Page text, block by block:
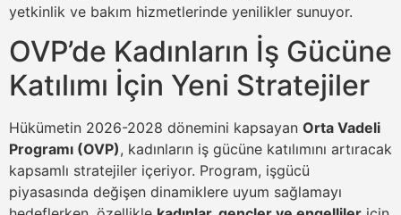
yetkinlik ve bakım hizmetlerinde yenilikler sunuyor.
OVP’de Kadınların İş Gücüne
Katılımı İçin Yeni Stratejiler
Hükümetin 2026-2028 dönemini kapsayan Orta Vadeli
Programı (OVP), kadınların iş gücüne katılımını artıracak
kapsamlı stratejiler içeriyor. Program, işgücü
piyasasında değişen dinamiklere uyum sağlamayı